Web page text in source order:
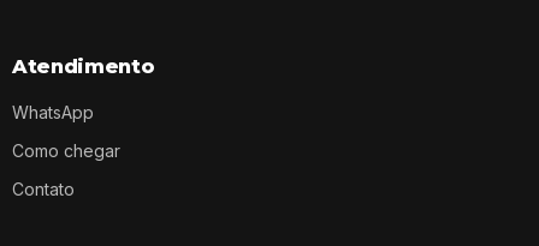
Atendimento
WhatsApp
Como chegar
Contato